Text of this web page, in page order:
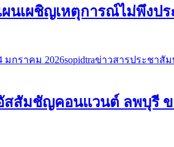
นเผชิญเหตุการณ์ไม่พึงป
มกราคม 2026sopidtraข่าวสารประชาสั
อัสสัมชัญคอนแวนต์ ลพบุรี